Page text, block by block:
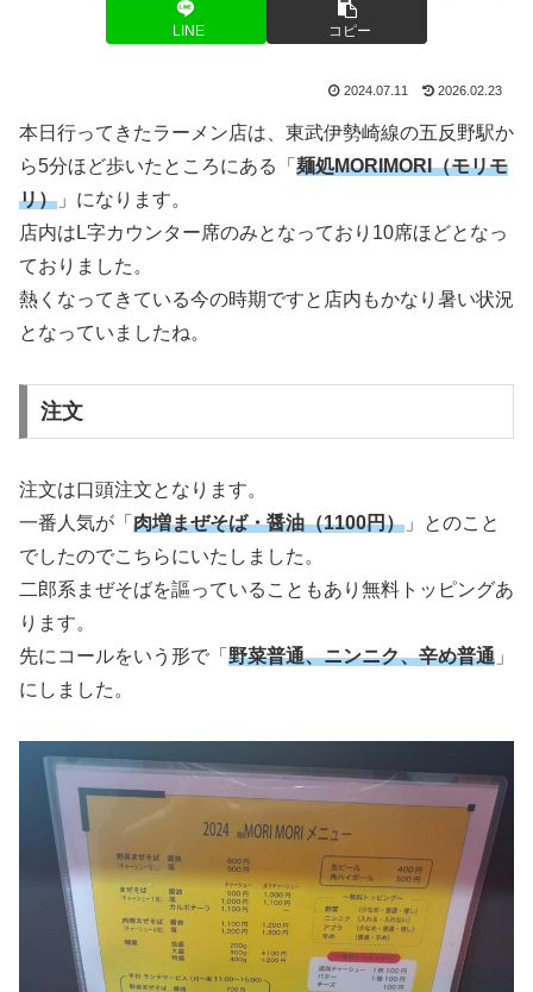
LINE コピー
2024.07.11 2026.02.23
本日行ってきたラーメン店は、東武伊勢崎線の五反野駅か
ら5分ほど歩いたところにある「 麺処MORIMORI（モリモ
リ） 」になります。
店内はL字カウンター席のみとなっており10席ほどとなっ
ておりました。
熱くなってきている今の時期ですと店内もかなり暑い状況
となっていましたね。
注文
注文は口頭注文となります。
一番人気が「 肉増まぜそば・醤油（1100円） 」とのこと
でしたのでこちらにいたしました。
二郎系まぜそばを謳っていることもあり無料トッピングあ
ります。
先にコールをいう形で「 野菜普通、ニンニク、辛め普通 」
にしました。